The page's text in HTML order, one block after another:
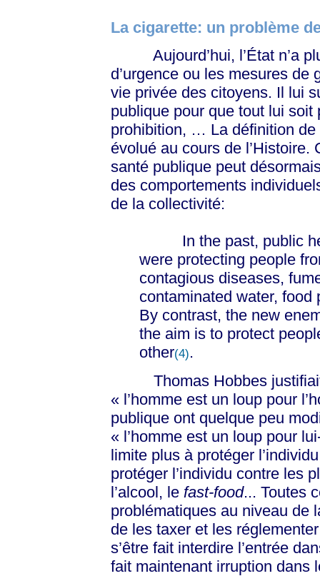
La cigarette: un problème
Aujourd’hui, l’État n’a
d’urgence ou les mesures
vie privée des citoyens. Il lui
publique pour que tout lui
prohibition, … La définition de
évolué au cours de l’Histoire.
santé publique peut
des comportements
de la collectivité:
In the past, public
were protecting people
contagious diseases,
contaminated water,
By contrast, the new
the aim is to protect
other(4).
Thomas Hobbes justifiait
« l’homme est un loup pour
publique ont quelque peu
« l’homme est un loup pour
limite plus à protéger
protéger l’individu contre les
l’alcool, le fast-food... Toutes
problématiques au niveau de
de les taxer et les
s’être fait interdire l’entrée
fait maintenant irruption dans